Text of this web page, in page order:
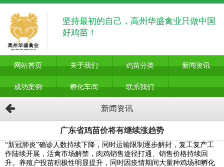
坚持最初的自己，高州华盛禽业只做中国
好鸡苗！
网站首页 关于我们 鸡苗分类 新闻资讯
成功案例 孵化车间 联系我们
新闻资讯
广东省鸡苗价将有继续涨趋势
“新冠肺炎”确诊人数持续下降，同时运输限制逐步解封，复工复产工
作陆续开展，活禽市场解禁，肉鸡销售途径打通、销售价格持续回
升。养殖户投苗积极性明显提升，同时因疫情期间大量种鸡场和孵化